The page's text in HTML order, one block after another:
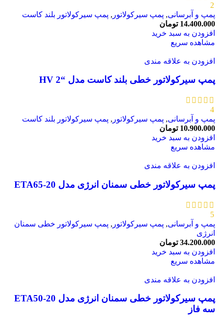
2
پمپ و آبرسانی, پمپ سیرکولاتور , پمپ سیرکولاتور بلند کاست
14.400.000 تومان
افزودن به سبد خرید
مشاهده سریع
افزودن به علاقه مندی
پمپ سیرکولاتور خطی بلند کاست مدل “HV 2
4
پمپ و آبرسانی, پمپ سیرکولاتور , پمپ سیرکولاتور بلند کاست
10.900.000 تومان
افزودن به سبد خرید
مشاهده سریع
افزودن به علاقه مندی
پمپ سیرکولاتور خطی سمنان انرژی مدل ETA65-20
5
پمپ و آبرسانی, پمپ سیرکولاتور , پمپ سیرکولاتور خطی سمنان
انرژی
34.200.000 تومان
افزودن به سبد خرید
مشاهده سریع
افزودن به علاقه مندی
پمپ سیرکولاتور خطی سمنان انرژی مدل ETA50-20
سه فاز